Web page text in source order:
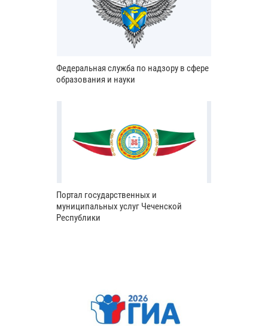
Федеральная служба по надзору в сфере
образования и науки
Портал государственных и
муниципальных услуг Чеченской
Республики